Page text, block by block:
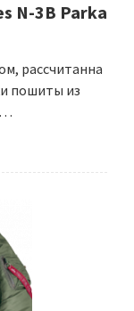
N-3B Parka
рассчитанна
пошиты из